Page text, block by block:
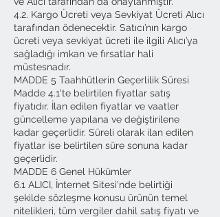
4.2. Kargo Ücreti veya Sevkiyat Ücreti Alıcı
tarafından ödenecektir. Satıcı’nın kargo
ücreti veya sevkiyat ücreti ile ilgili Alıcı’ya
sağladığı imkan ve fırsatlar hali
müstesnadır.
MADDE 5 Taahhütlerin Geçerlilik Süresi
Madde 4.1'te belirtilen fiyatlar satış
fiyatıdır. İlan edilen fiyatlar ve vaatler
güncelleme yapılana ve değiştirilene
kadar geçerlidir. Süreli olarak ilan edilen
fiyatlar ise belirtilen süre sonuna kadar
geçerlidir.
MADDE 6 Genel Hükümler
6.1 ALICI, İnternet Sitesi'nde belirtiği
şekilde sözleşme konusu ürünün temel
nitelikleri, tüm vergiler dahil satış fiyatı ve